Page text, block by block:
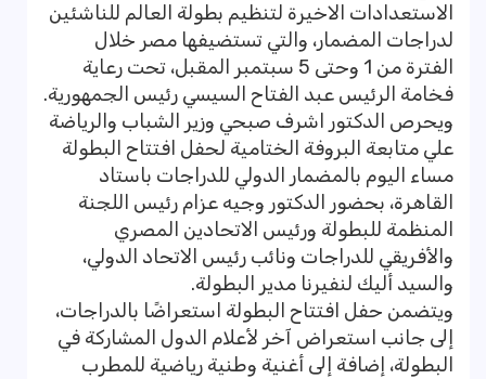
الاستعدادات الاخيرة لتنظيم بطولة العالم للناشئين
لدراجات المضمار، والتي تستضيفها مصر خلال
الفترة من 1 وحتى 5 سبتمبر المقبل، تحت رعاية
فخامة الرئيس عبد الفتاح السيسي رئيس الجمهورية.
ويحرص الدكتور اشرف صبحي وزير الشباب والرياضة
علي متابعة البروفة الختامية لحفل افتتاح البطولة
مساء اليوم بالمضمار الدولي للدراجات باستاد
القاهرة، بحضور الدكتور وجيه عزام رئيس اللجنة
المنظمة للبطولة ورئيس الاتحادين المصري
والأفريقي للدراجات ونائب رئيس الاتحاد الدولي،
والسيد أليك لنفيرنا مدير البطولة.
ويتضمن حفل افتتاح البطولة استعراضًا بالدراجات،
إلى جانب استعراض آخر لأعلام الدول المشاركة في
البطولة، إضافة إلى أغنية وطنية رياضية للمطرب